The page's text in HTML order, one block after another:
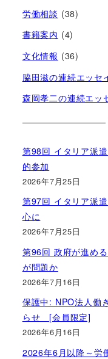
労働相談 (38)
書籍案内 (4)
文化情報 (36)
脇田滋の連続エッセ
森岡孝二の連続エッ
第98回 イタリア派
的参加
2026年7月25日
第97回 イタリア派
心に
2026年7月25日
第96回 政府が進め
が問題か
2026年7月16日
保護中: NPO法人働
らせ [会員限定]
2026年6月16日
2026年6月以降～労